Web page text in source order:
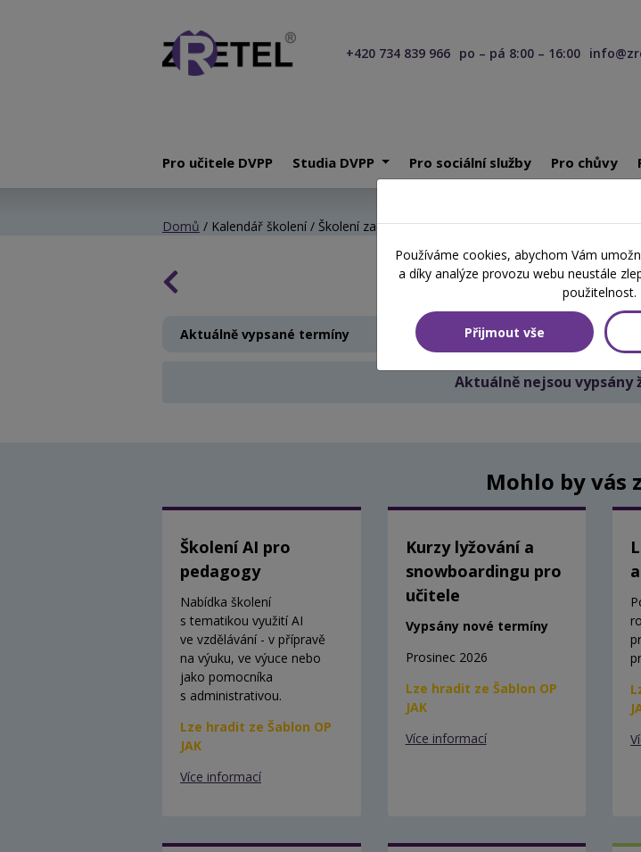
+420 734 839 966 po – pá 8:00 – 16:00
Pro učitele DVPP Studia DVPP Pro sociální služby Pro chůvy
Domů / Kalendář školení / Školení začínající 22. 05. 2026
Školení začínající
Aktuálně vypsané termíny
Aktuálně nejsou vypsány
Mohlo by vás
Školení AI pro
pedagogy
Nabídka školení
s tematikou využití AI
ve vzdělávání - v přípravě
na výuku, ve výuce nebo
jako pomocníka
s administrativou.
Lze hradit ze Šablon OP
JAK
Více informací
Kurzy lyžování a
snowboardingu pro
učitele
Vypsány nové termíny
Prosinec 2026
Lze hradit ze Šablon OP
JAK
Více informací
Používáme cookies, abychom Vám
a díky analýze provozu webu neustále
použitelnost.
Přijmout vše